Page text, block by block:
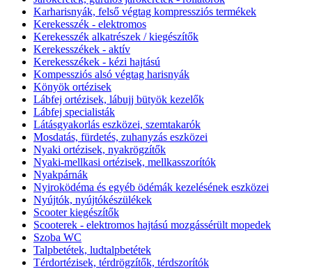
Karharisnyák, felső végtag kompressziós termékek
Kerekesszék - elektromos
Kerekesszék alkatrészek / kiegészítők
Kerekesszékek - aktív
Kerekesszékek - kézi hajtású
Kompessziós alsó végtag harisnyák
Könyök ortézisek
Lábfej ortézisek, lábujj bütyök kezelők
Lábfej specialisták
Látásgyakorlás eszközei, szemtakarók
Mosdatás, fürdetés, zuhanyzás eszközei
Nyaki ortézisek, nyakrögzítők
Nyaki-mellkasi ortézisek, mellkasszorítók
Nyakpárnák
Nyiroködéma és egyéb ödémák kezelésének eszközei
Nyújtók, nyújtókészülékek
Scooter kiegészítők
Scooterek - elektromos hajtású mozgássérült mopedek
Szoba WC
Talpbetétek, ludtalpbetétek
Térdortézisek, térdrögzítők, térdszorítók